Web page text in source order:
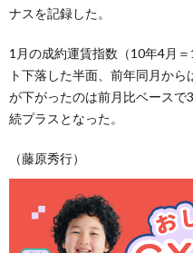
ナスを記録した。
1月の成約運賃指数（10年4月
ト下落した半面、前年同月か
が下がったのは前月比ベース
続プラスとなった。
（藤原秀行）